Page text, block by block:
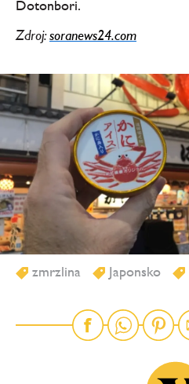
Dotonbori.
Zdroj:soranews24.com
zmrzlina Japonsko